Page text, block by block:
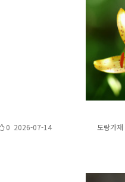
0 2026-07-14 도랑가재